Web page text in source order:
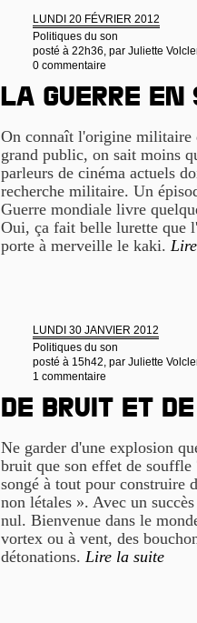
LUNDI 20 FÉVRIER 2012
Politiques du son
posté à 22h36, par Juliette
0 commentaire
La guerre en
On connaît l'origine militaire
grand public, on sait moins
parleurs de cinéma actuels
recherche militaire. Un
Guerre mondiale livre
Oui, ça fait belle lurette que
porte à merveille le kaki.
LUNDI 30 JANVIER 2012
Politiques du son
posté à 15h42, par Juliette
1 commentaire
De bruit et
Ne garder d'une explosion
bruit que son effet de
songé à tout pour construire
non létales ». Avec un
nul. Bienvenue dans le
vortex ou à vent, des
détonations. Lire la suite